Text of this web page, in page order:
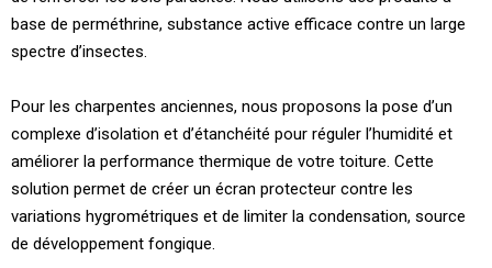
base de perméthrine, substance active efficace contre un large
spectre d’insectes.
Pour les charpentes anciennes, nous proposons la pose d’un
complexe d’isolation et d’étanchéité pour réguler l’humidité et
améliorer la performance thermique de votre toiture. Cette
solution permet de créer un écran protecteur contre les
variations hygrométriques et de limiter la condensation, source
de développement fongique.